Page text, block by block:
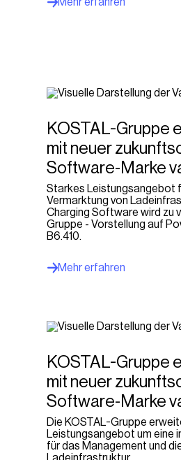
KOSTAL-Gruppe
mit neuer
Software-Marke
Starkes Leistungsangebot
Vermarktung von
Charging Software wird zu
Gruppe - Vorstellung auf
B6.410.
Mehr erfahren
KOSTAL-Gruppe
mit neuer
Software-Marke
Die KOSTAL-Gruppe
Leistungsangebot um eine
für das Management und